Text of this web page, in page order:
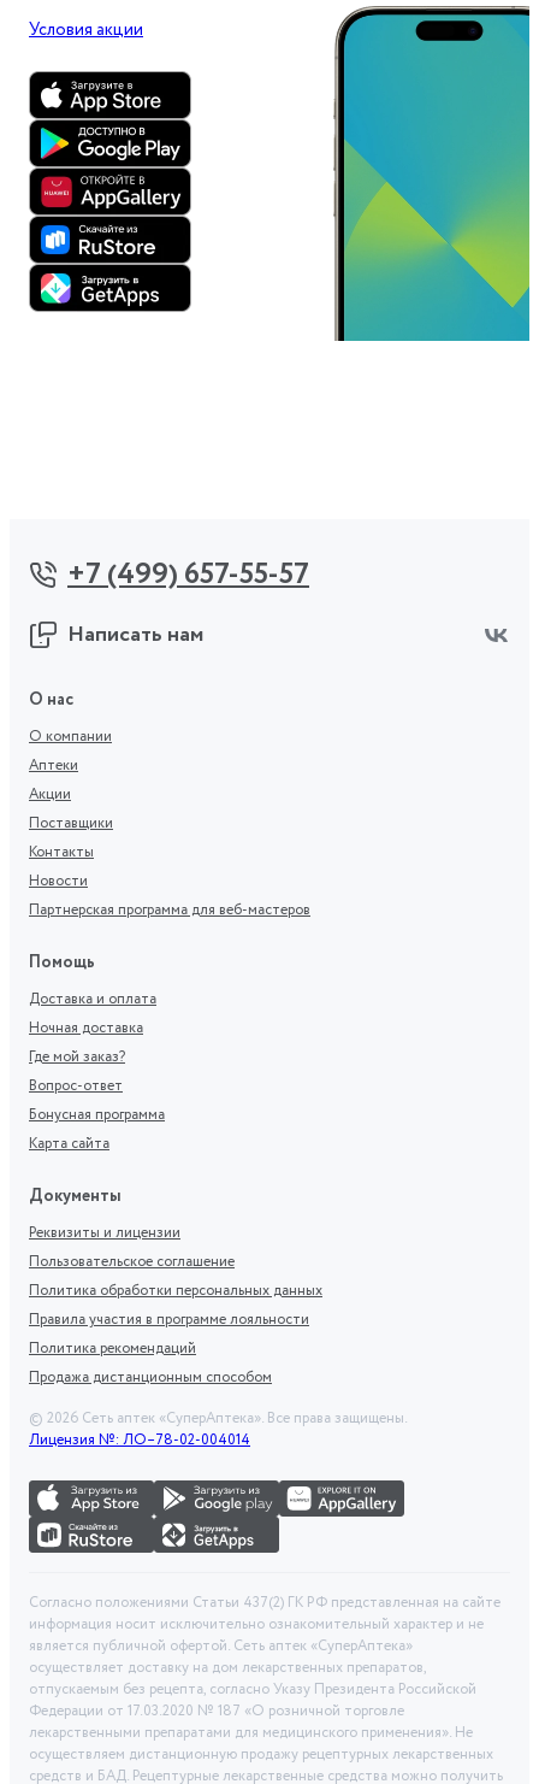
Условия акции
+7 (499) 657-55-57
Написать нам
О нас
О компании
Аптеки
Акции
Поставщики
Контакты
Новости
Партнерская программа для веб-мастеров
Помощь
Доставка и оплата
Ночная доставка
Где мой заказ?
Вопрос-ответ
Бонусная программа
Карта сайта
Документы
Реквизиты и лицензии
Пользовательское соглашение
Политика обработки персональных данных
Правила участия в программе лояльности
Политика рекомендаций
Продажа дистанционным способом
© 2026 Сеть аптек «СуперАптека». Все права защищены.
Лицензия №: ЛО–78-02-004014
Согласно положениями Статьи 437(2) ГК РФ представленная на сайте
информация носит исключительно ознакомительный характер и не
является публичной офертой. Сеть аптек «СуперАптека»
осуществляет доставку на дом лекарственных препаратов,
отпускаемым без рецепта, согласно Указу Президента Российской
Федерации от 17.03.2020 № 187 «О розничной торговле
лекарственными препаратами для медицинского применения». Не
осуществляем дистанционную продажу рецептурных лекарственных
средств и БАД. Рецептурные лекарственные средства можно получить